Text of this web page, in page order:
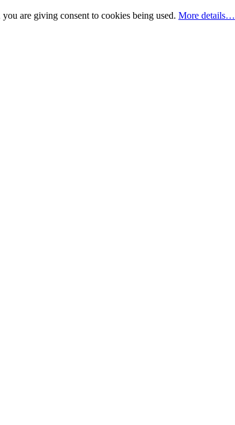
are giving consent to cookies being used. More details…